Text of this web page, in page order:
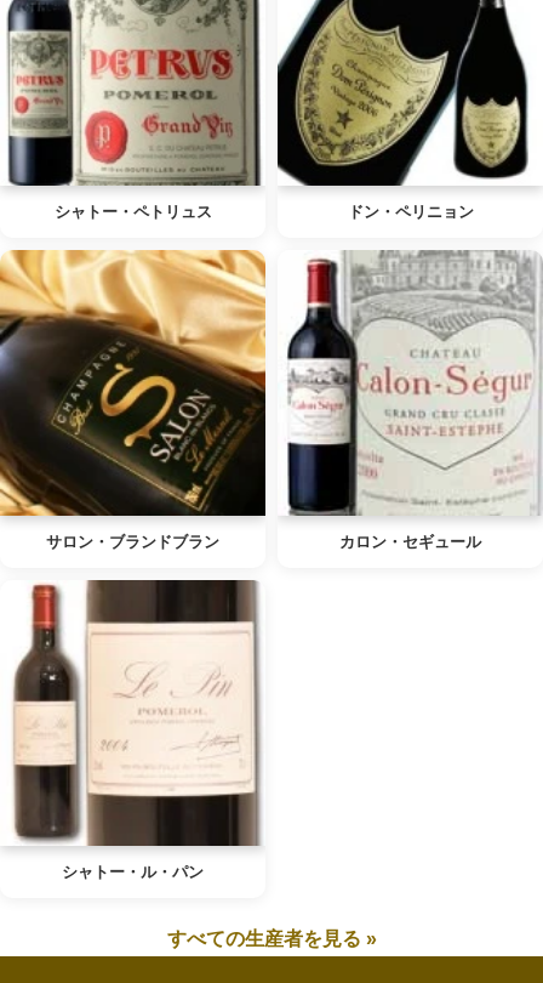
シャトー・ペトリュス ドン・ペリニョン
サロン・ブランドブラン カロン・セギュール
シャトー・ル・パン
すべての生産者を見る »